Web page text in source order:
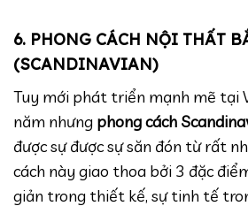
6. PHONG CÁCH NỘI THẤT
(SCANDINAVIAN)
Tuy mới phát triển mạnh mẽ tại
năm nhưng phong cách
được sự được sự săn đón từ rất
cách này giao thoa bởi 3 đặc
giản trong thiết kế, sự tinh tế